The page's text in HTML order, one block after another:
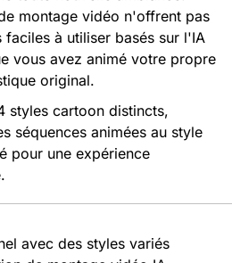
de Montage Vidéo
sur Windows ou MacOS?
:9/10